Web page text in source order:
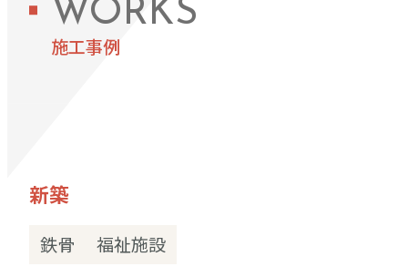
WORKS
施工事例
新築
鉄骨 福祉施設